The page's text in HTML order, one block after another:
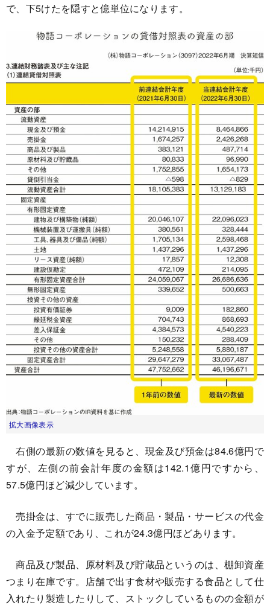
で、下5けたを隠すと億単位になります。
拡大画像表示
右側の最新の数値を見ると、現金及び預金は84.6億円で
すが、左側の前会計年度の金額は142.1億円ですから、
57.5億円ほど減少しています。
売掛金は、すでに販売した商品・製品・サービスの代金
の入金予定額であり、これが24.3億円ほどあります。
商品及び製品、原材料及び貯蔵品というのは、棚卸資産
つまり在庫です。店舗で出す食材や販売する食品として仕
入れたり製造したりして、ストックしているものの金額が